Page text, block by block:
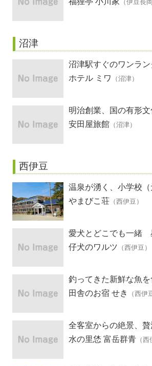
（伊豆長岡
沼津
沼津駅すぐのワンラ
ホテル ミワ
（沼津）
明治創業、国の有形
安田屋旅館 （沼津）
西伊豆
温泉が湧く、小学校（
やまびこ荘 （西伊豆）
愛犬とどこでも一緒
呂の宿
仔犬のワルツ （西伊豆）
釣ってきた新鮮な魚
田舎のお宿 せき
（西伊
全客室からの絶景、
愛る宿
水の里恷 富岳群青 （西